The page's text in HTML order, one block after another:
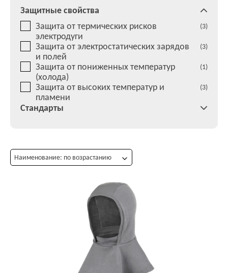
Защитные свойства
Защита от термических рисков
электродуги
(3)
Защита от электростатических зарядов
и полей
(3)
Защита от пониженных температур
(холода)
(1)
Защита от высоких температур и
пламени
(3)
Стандарты
Наименование: по возрастанию